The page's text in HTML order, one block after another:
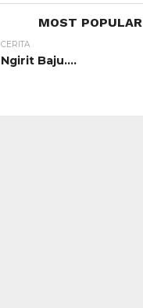
MOST POPULAR
CERITA
Ngirit Baju….